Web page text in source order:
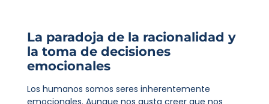
La paradoja de la racionalidad y
la toma de decisiones
emocionales
Los humanos somos seres inherentemente
emocionales. Aunque nos gusta creer que nos